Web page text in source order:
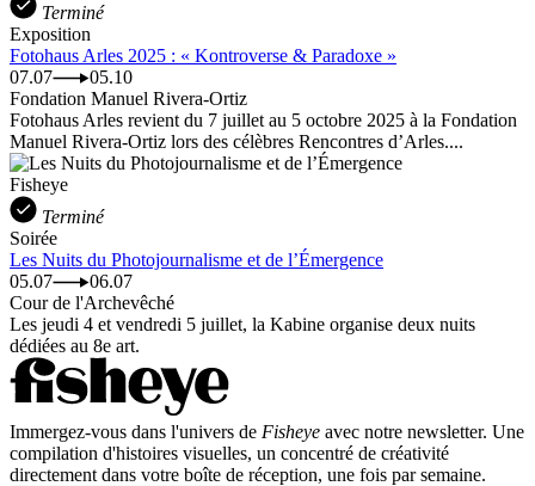
Terminé
Exposition
Fotohaus Arles 2025 : « Kontroverse & Paradoxe »
07.07
05.10
Fondation Manuel Rivera-Ortiz
Fotohaus Arles revient du 7 juillet au 5 octobre 2025 à la Fondation
Manuel Rivera-Ortiz lors des célèbres Rencontres d’Arles....
Fisheye
Terminé
Soirée
Les Nuits du Photojournalisme et de l’Émergence
05.07
06.07
Cour de l'Archevêché
Les jeudi 4 et vendredi 5 juillet, la Kabine organise deux nuits
dédiées au 8e art.
Immergez-vous dans l'univers de Fisheye avec notre newsletter. Une
compilation d'histoires visuelles, un concentré de créativité
directement dans votre boîte de réception, une fois par semaine.